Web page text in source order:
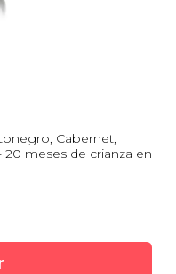
Cabernet,
20 meses de crianza en